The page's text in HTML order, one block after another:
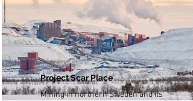
Project Scar Place
Mining in northern Sweden and its